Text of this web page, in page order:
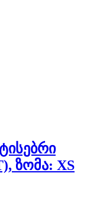
ზომა: XS